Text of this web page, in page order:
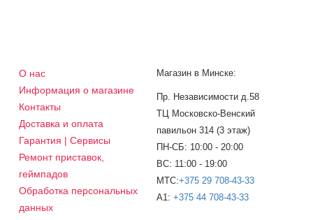
О нас
Информация о магазине
Контакты
Доставка и оплата
Гарантия | Сервисы
Ремонт приставок,
геймпадов
Обработка персональных
данных
Магазин в Минске:
Пр. Независимости д.58
ТЦ Московско-Венский
павильон 314 (3 этаж)
ПН-СБ: 10:00 - 20:00
ВС: 11:00 - 19:00
МТС:+375 29 708-43-33
A1: +375 44 708-43-33